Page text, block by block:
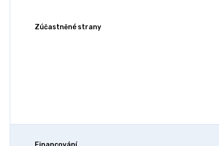
Zúčastněné strany